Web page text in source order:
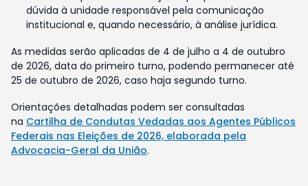
dúvida à unidade responsável pela comunicação
institucional e, quando necessário, à análise jurídica.
As medidas serão aplicadas de 4 de julho a 4 de outubro
de 2026, data do primeiro turno, podendo permanecer até
25 de outubro de 2026, caso haja segundo turno.
Orientações detalhadas podem ser consultadas
na Cartilha de Condutas Vedadas aos Agentes Públicos
Federais nas Eleições de 2026, elaborada pela
Advocacia-Geral da União.